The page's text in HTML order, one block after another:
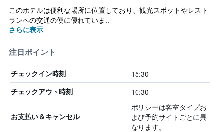
このホテルは便利な場所に位置しており、観光スポットやレスト
ランへの交通の便に優れていま...
さらに表示
注目ポイント
チェックイン時刻 15:30
チェックアウト時刻 10:30
お支払い＆キャンセル
ポリシーは客室タイプお
よび予約サイトごとに異
なります。